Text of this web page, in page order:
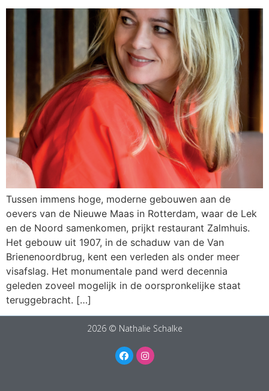
Tussen immens hoge, moderne gebouwen aan de
oevers van de Nieuwe Maas in Rotterdam, waar de Lek
en de Noord samenkomen, prijkt restaurant Zalmhuis.
Het gebouw uit 1907, in de schaduw van de Van
Brienenoordbrug, kent een verleden als onder meer
visafslag. Het monumentale pand werd decennia
geleden zoveel mogelijk in de oorspronkelijke staat
teruggebracht. […]
2026 © Nathalie Schalke